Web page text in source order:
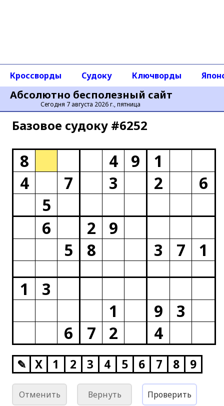
Абсолютно бесполезный сайт
Сегодня 7 августа 2026 г., пятница
Кроссворды Судоку Ключворды
Базовое cудоку #6252
8 4 9
1
4
7 3 2
6
5
6
2
9
5
8 3 7
1
1
3
1
9
3
6
7 2 4
✎ X 1 2 3 4 5 6 7 8 9
Отменить Вернуть Проверить